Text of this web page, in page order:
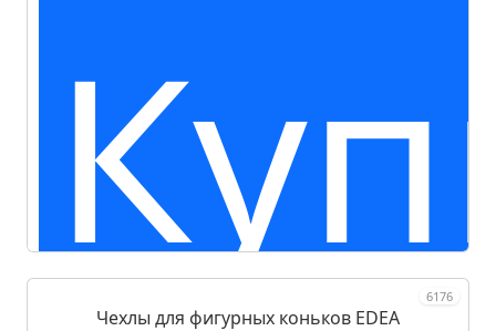
6176
Чехлы для фигурных коньков EDEA